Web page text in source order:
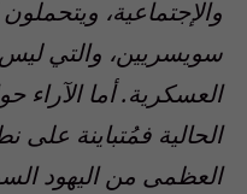
والإجتماعية،
سويسريين، والتي ليس
العسكرية. أما الآراء
الحالية فمُتباينة على
العظمى من اليهود